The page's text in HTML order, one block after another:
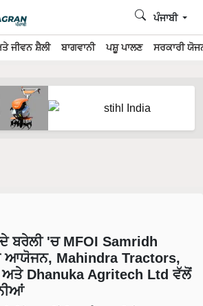
ਜੀਵਨ ਸ਼ੈਲੀ ਬਾਗਵਾਨੀ ਪਸ਼ੂ ਪਾਲਣ ਸਰਕਾਰੀ
ਪੰਜਾਬੀ
ਬਰੇਲੀ 'ਚ MFOI Samridh
ਆਯੋਜਨ, Mahindra Tractors,
ਅਤੇ Dhanuka Agritech Ltd ਵੱਲੋਂ